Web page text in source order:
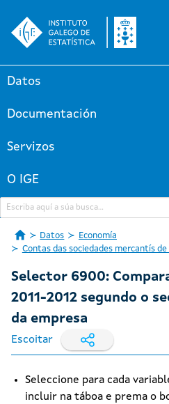
Datos
Documentación
Servizos
O IGE
Datos
Economía
Contas das sociedades mercantís de
Selector 6900:
2011-2012 segundo o
da empresa
Escoitar
Seleccione para cada
incluir na táboa e prema o